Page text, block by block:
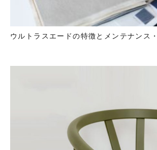
ウルトラスエードの特徴とメンテナンス